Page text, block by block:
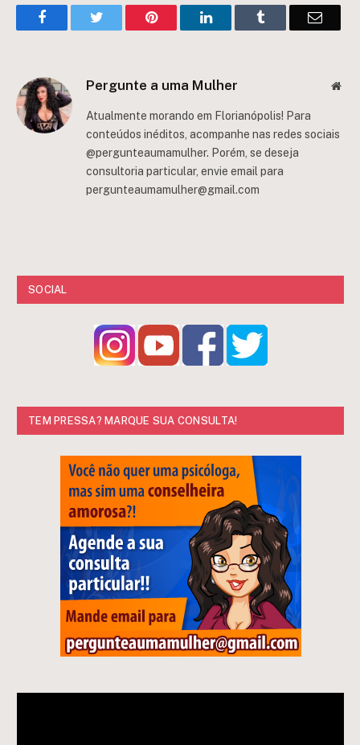
FacebookTwitter Pinterest LinkedInTumblr Email
Pergunte a uma Mulher
Atualmente morando em Florianópolis! Para
conteúdos inéditos, acompanhe nas redes sociais
@pergunteaumamulher. Porém, se deseja
consultoria particular, envie email para
pergunteaumamulher@gmail.com
SOCIAL
TEM PRESSA? MARQUE SUA CONSULTA!